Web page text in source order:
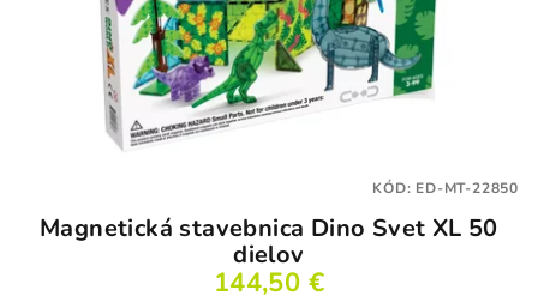
Magnetická stavebnica Dino Svet XL 50
dielov
144,50 €
KÓD: ED-MT-22850